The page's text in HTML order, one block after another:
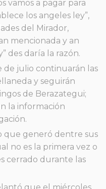
vamos a pagar para
los angeles ley”,
del Mirador,
mencionada y an
des daría la razón.
de julio continuarán las
y seguirán
de Berazategui;
la información
que generó dentre sus
no es la primera vez o
cerrado durante las